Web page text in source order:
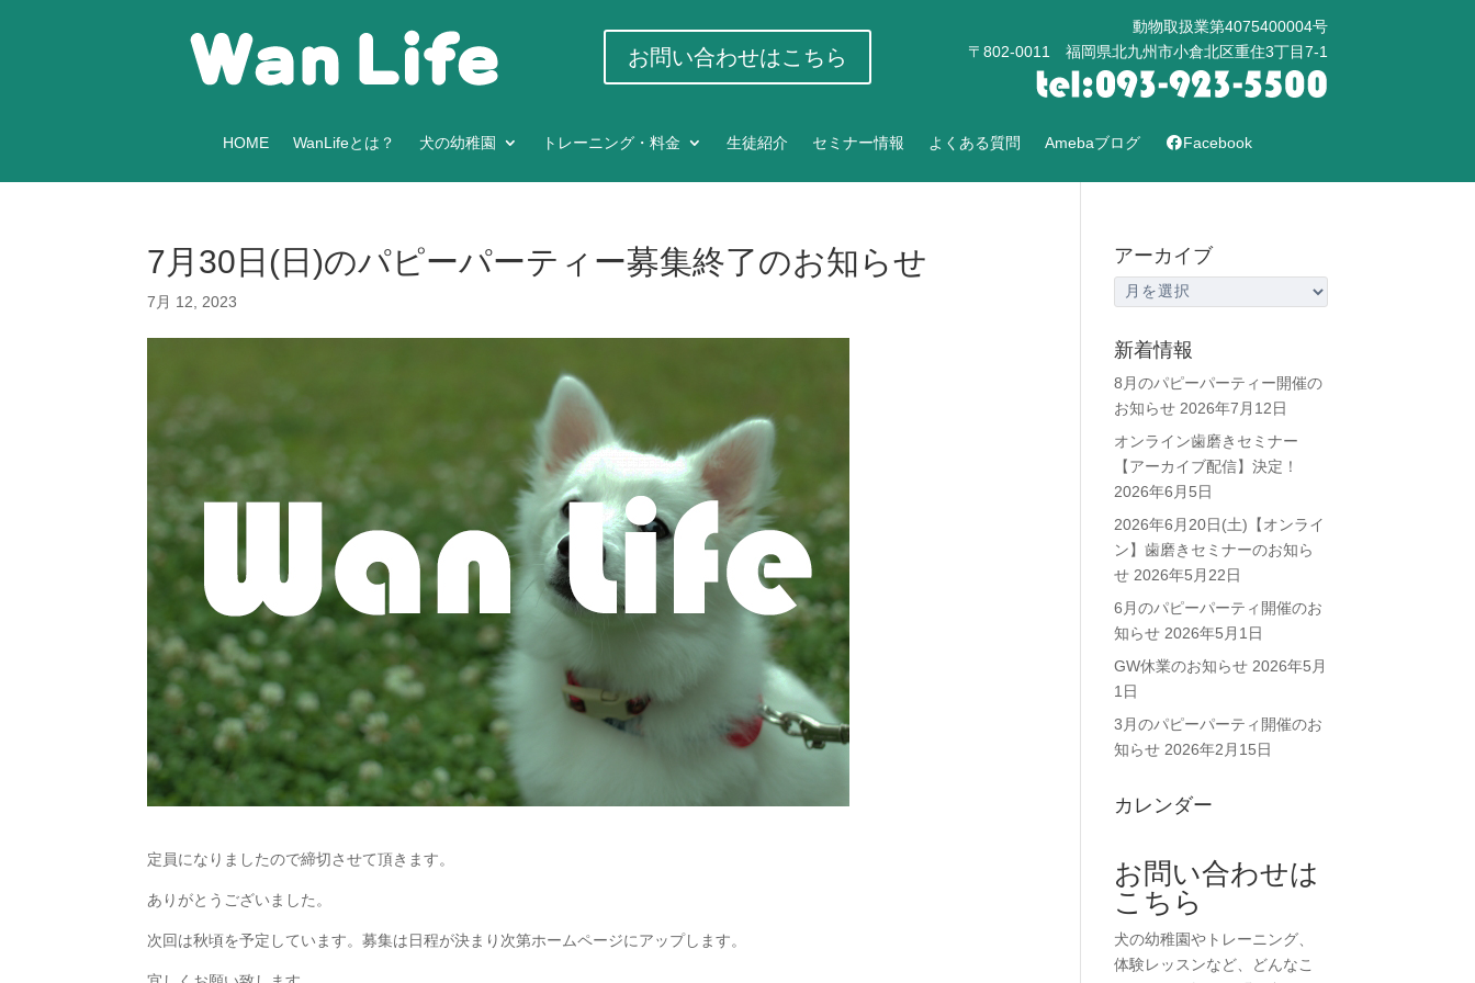
お問い合わせはこちら
動物取扱業第4075400004号
〒802-0011 福岡県北九州市小倉北区重住3丁目7-1
HOME WanLifeとは？ 犬の幼稚園 トレーニング・料金 生徒紹介 セミナー情報 よくある質問 Amebaブログ Facebook
7月30日(日)のパピーパーティー募集終了のお知らせ
7月 12, 2023
定員になりましたので締切させて頂きます。
ありがとうございました。
次回は秋頃を予定しています。募集は日程が決まり次第ホームページにアップします。
アーカイブ
ア
ー
カ
イ
ブ
新着情報
8月のパピーパーティー開催の
お知らせ 2026年7月12日
オンライン歯磨きセミナー
【アーカイブ配信】決定！
2026年6月5日
2026年6月20日(土)【オンライ
ン】歯磨きセミナーのお知ら
せ 2026年5月22日
6月のパピーパーティ開催のお
知らせ 2026年5月1日
GW休業のお知らせ 2026年5月
1日
3月のパピーパーティ開催のお
知らせ 2026年2月15日
カレンダー
お問い合わせは
こちら
犬の幼稚園やトレーニング、
体験レッスンなど、どんなこ